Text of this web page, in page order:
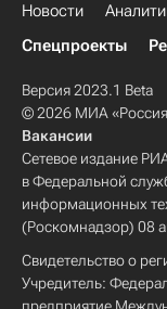
Новости
Спецпроекты
Версия 2023.1 Beta
© 2026 МИА «Россия
Вакансии
Сетевое издание
в Федеральной
информационных
(Роскомнадзор) 08
Свидетельство о
Учредитель: